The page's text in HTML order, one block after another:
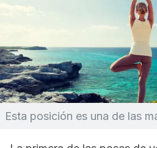
Esta posición es una de las